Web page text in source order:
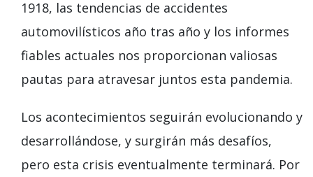
1918, las tendencias de accidentes
automovilísticos año tras año y los informes
fiables actuales nos proporcionan valiosas
pautas para atravesar juntos esta pandemia.
Los acontecimientos seguirán evolucionando y
desarrollándose, y surgirán más desafíos,
pero esta crisis eventualmente terminará. Por